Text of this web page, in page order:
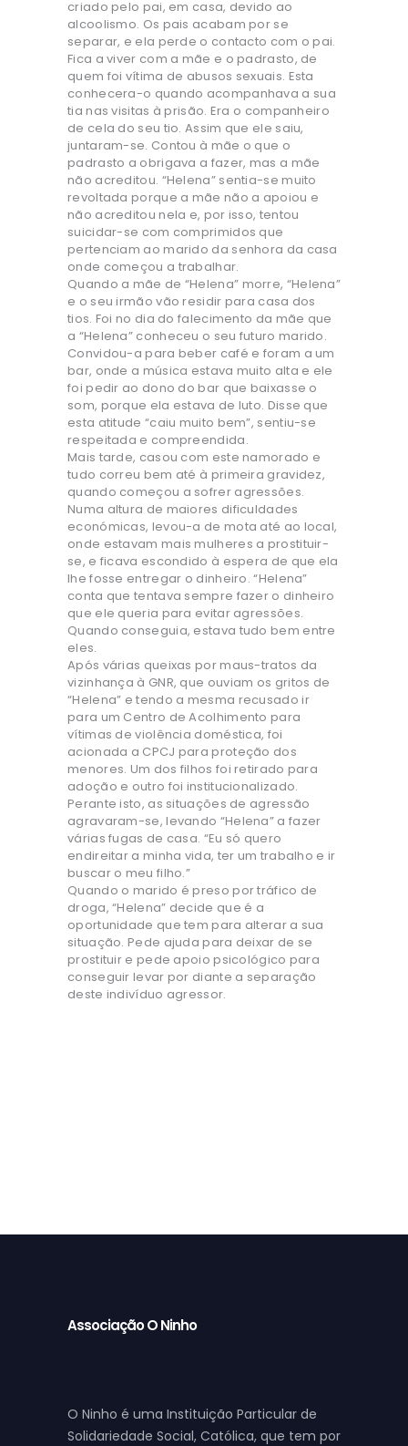
criado pelo pai, em casa, devido ao
alcoolismo. Os pais acabam por se
separar, e ela perde o contacto com o pai.
Fica a viver com a mãe e o padrasto, de
quem foi vítima de abusos sexuais. Esta
conhecera-o quando acompanhava a sua
tia nas visitas à prisão. Era o companheiro
de cela do seu tio. Assim que ele saiu,
juntaram-se. Contou à mãe o que o
padrasto a obrigava a fazer, mas a mãe
não acreditou. “Helena” sentia-se muito
revoltada porque a mãe não a apoiou e
não acreditou nela e, por isso, tentou
suicidar-se com comprimidos que
pertenciam ao marido da senhora da casa
onde começou a trabalhar.
Quando a mãe de “Helena” morre, “Helena”
e o seu irmão vão residir para casa dos
tios. Foi no dia do falecimento da mãe que
a “Helena” conheceu o seu futuro marido.
Convidou-a para beber café e foram a um
bar, onde a música estava muito alta e ele
foi pedir ao dono do bar que baixasse o
som, porque ela estava de luto. Disse que
esta atitude “caiu muito bem”, sentiu-se
respeitada e compreendida.
Mais tarde, casou com este namorado e
tudo correu bem até à primeira gravidez,
quando começou a sofrer agressões.
Numa altura de maiores dificuldades
económicas, levou-a de mota até ao local,
onde estavam mais mulheres a prostituir-
se, e ficava escondido à espera de que ela
lhe fosse entregar o dinheiro. “Helena”
conta que tentava sempre fazer o dinheiro
que ele queria para evitar agressões.
Quando conseguia, estava tudo bem entre
eles.
Após várias queixas por maus-tratos da
vizinhança à GNR, que ouviam os gritos de
“Helena” e tendo a mesma recusado ir
para um Centro de Acolhimento para
vítimas de violência doméstica, foi
acionada a CPCJ para proteção dos
menores. Um dos filhos foi retirado para
adoção e outro foi institucionalizado.
Perante isto, as situações de agressão
agravaram-se, levando “Helena” a fazer
várias fugas de casa. “Eu só quero
endireitar a minha vida, ter um trabalho e ir
buscar o meu filho.”
Quando o marido é preso por tráfico de
droga, “Helena” decide que é a
oportunidade que tem para alterar a sua
situação. Pede ajuda para deixar de se
prostituir e pede apoio psicológico para
conseguir levar por diante a separação
deste indivíduo agressor.
Associação O Ninho
O Ninho é uma Instituição Particular de
Solidariedade Social, Católica, que tem por